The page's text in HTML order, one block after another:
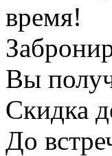
время!
Вы
Скидка
До